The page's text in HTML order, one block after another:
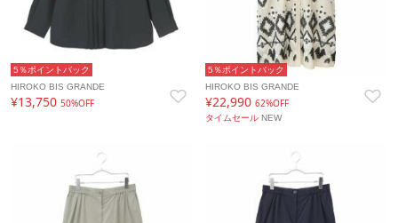
5％ポイントバック
HIROKO BIS GRANDE
¥13,750 50%OFF
5％ポイントバック
HIROKO BIS GRANDE
¥22,99062%OFF
タイムセールNEW